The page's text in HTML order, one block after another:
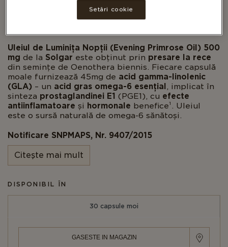
Evening Primrose Oil 500 mg | Ulei de Luminița
Uleiul de Luminița Nopții (Evening Primrose Oil) 500
mg de la Solgar este obținut prin presare la rece
din semințe de Oenothera biennis. Fiecare capsulă
moale furnizează 45mg de acid gamma-linolenic
(GLA) – un acid gras omega-6 esențial , implicat în
sinteza prostaglandinei E1 (PGE1), cu efecte
antiinflamatoare și hormonale benefice¹. Uleiul
este o sursă naturală de omega-6 sănătoși.
Notificare SNPMAPS, Nr. 9407/2015
Referinte:
1. Hamley S. The effect of replacing saturated fat with mostly n-6
May 19. doi:10.1186/s12937-017-0254-5.
Citeşte mai mult
DISPONIBIL ÎN
30 capsule moi
GASESTE IN MAGAZIN
Setări cookie